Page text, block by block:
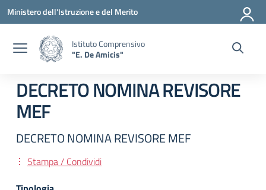
Vai ai contenuti
Vai al menu di navigazione
Vai al footer
Ministero dell'Istruzione e del Merito
Istituto Comprensivo
"E. De Amicis"
DECRETO NOMINA REVISORE
MEF
DECRETO NOMINA REVISORE MEF
Stampa / Condividi